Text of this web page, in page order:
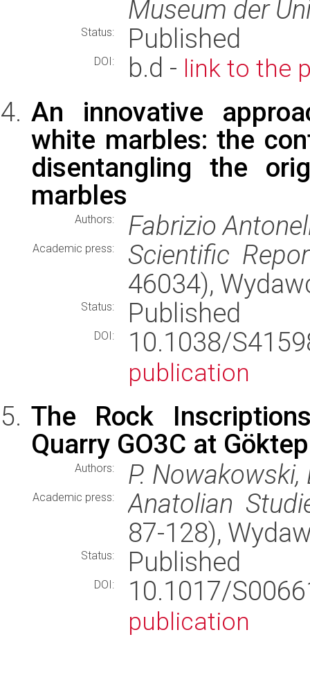
Museum der
Status: Published
DOI: b.d - link to the
An innovative
white marbles: the
disentangling the
marbles
Authors: Fabrizio
Academic press:
Scientific
46034),
Status: Published
DOI: 10.1038/
publication
The Rock
Quarry GO3C at
Authors: P.
Academic press:
Anatolian
87-128),
Status: Published
DOI: 10.1017/
publication